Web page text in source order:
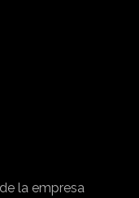
la empresa